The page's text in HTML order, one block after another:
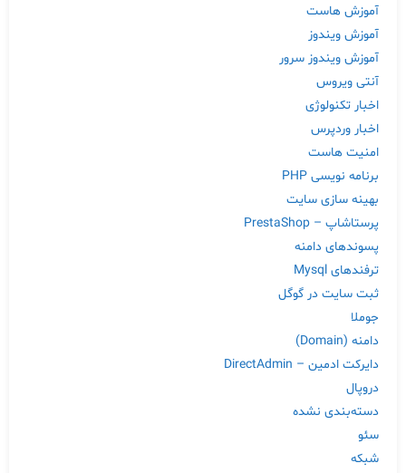
آموزش هاست
آموزش ویندوز
آموزش ویندوز سرور
آنتی ویروس
اخبار تکنولوژی
اخبار وردپرس
امنیت هاست
برنامه نویسی PHP
بهینه سازی سایت
پرستاشاپ – PrestaShop
پسوندهای دامنه
ترفندهای Mysql
ثبت سایت در گوگل
جوملا
دامنه (Domain)
دایرکت ادمین – DirectAdmin
دروپال
دسته‌بندی نشده
سئو
شبکه